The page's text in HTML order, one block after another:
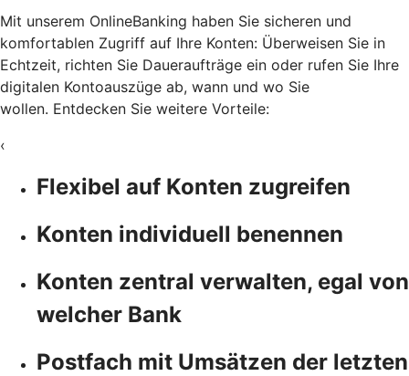
Mit unserem OnlineBanking haben Sie sicheren und
komfortablen Zugriff auf Ihre Konten: Überweisen Sie in
Echtzeit, richten Sie Daueraufträge ein oder rufen Sie Ihre
digitalen Kontoauszüge ab, wann und wo Sie
wollen. Entdecken Sie weitere Vorteile:
‹
Flexibel auf Konten zugreifen
Konten individuell benennen
Konten zentral verwalten, egal von
welcher Bank
Postfach mit Umsätzen der letzten